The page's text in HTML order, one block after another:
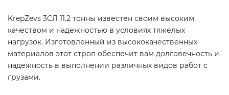
KrepZevs 3СЛ 11.2 тонны известен своим высоким
качеством и надежностью в условиях тяжелых
нагрузок. Изготовленный из высококачественных
материалов этот строп обеспечит вам долговечность и
надежность в выполнении различных видов работ с
грузами.